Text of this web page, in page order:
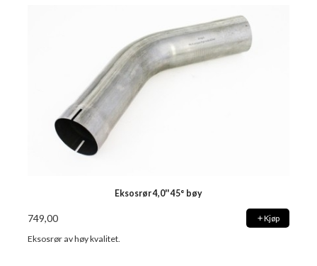
Eksosrør 4,0'' 45° bøy
749,00 Kjøp
Eksosrør av høy kvalitet.